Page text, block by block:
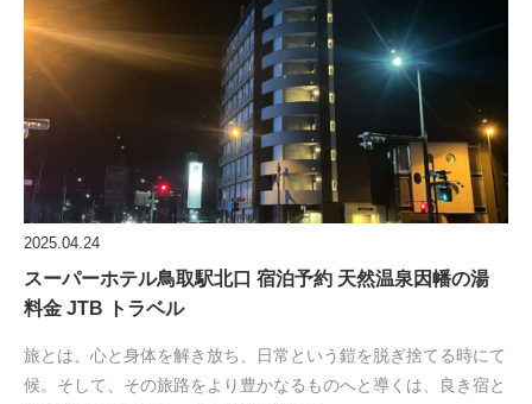
2025.04.24
スーパーホテル鳥取駅北口 宿泊予約 天然温泉因幡の湯
料金 JTB トラベル
旅とは、心と身体を解き放ち、日常という鎧を脱ぎ捨てる時にて
候。そして、その旅路をより豊かなるものへと導くは、良き宿と